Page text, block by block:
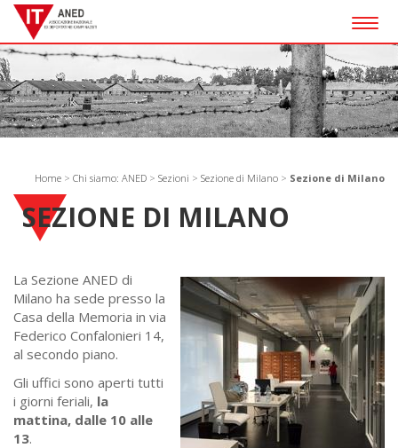
Home > Chi siamo: ANED > Sezioni > Sezione di Milano > Sezione di Milano
SEZIONE DI MILANO
La Sezione ANED di
Milano ha sede presso la
Casa della Memoria in via
Federico Confalonieri 14,
al secondo piano.
Gli uffici sono aperti tutti
i giorni feriali, la
mattina, dalle 10 alle
13.